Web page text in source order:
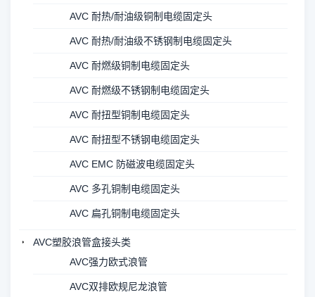
AVC 耐热/耐油级铜制电缆固定头
AVC 耐热/耐油级不锈钢制电缆固定头
AVC 耐燃级铜制电缆固定头
AVC 耐燃级不锈钢制电缆固定头
AVC 耐扭型铜制电缆固定头
AVC 耐扭型不锈钢电缆固定头
AVC EMC 防磁波电缆固定头
AVC 多孔铜制电缆固定头
AVC 扁孔铜制电缆固定头
AVC塑胶浪管盒接头类
AVC强力欧式浪管
AVC双排欧规尼龙浪管